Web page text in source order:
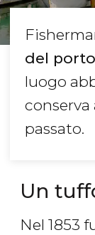
del
luogo
conserva
passato.
Un
Nel 1853